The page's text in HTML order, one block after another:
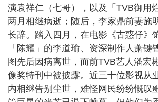
演袁祥仁（七哥），以及「TVB御用
两月相继病逝；随后，李家鼎前妻施
长辞。踏入四月，在电影《古惑仔》
「陈耀」的李道瑜、资深制作人萧键
图先后因病离世，而前TVB艺人潘宏
像奖特刊中被披露。近三十位影视从
内相继告别尘世，难怪网民纷纷慨叹